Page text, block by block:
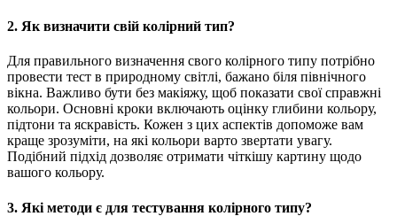
2. Як визначити свій колірний тип?
Для правильного визначення свого колірного типу потрібно
провести тест в природному світлі, бажано біля північного
вікна. Важливо бути без макіяжу, щоб показати свої справжні
кольори. Основні кроки включають оцінку глибини кольору,
підтони та яскравість. Кожен з цих аспектів допоможе вам
краще зрозуміти, на які кольори варто звертати увагу.
Подібний підхід дозволяє отримати чіткішу картину щодо
вашого кольору.
3. Які методи є для тестування колірного типу?